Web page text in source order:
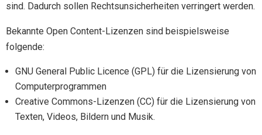
sind. Dadurch sollen Rechtsunsicherheiten verringert werden.
Bekannte Open Content-Lizenzen sind beispielsweise
folgende:
GNU General Public Licence (GPL) für die Lizensierung von
Computerprogrammen
Creative Commons-Lizenzen (CC) für die Lizensierung von
Texten, Videos, Bildern und Musik.